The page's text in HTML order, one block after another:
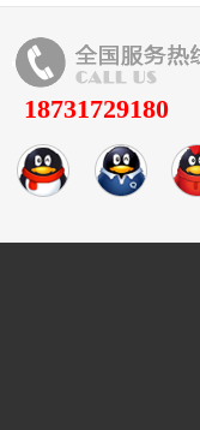
18731729180